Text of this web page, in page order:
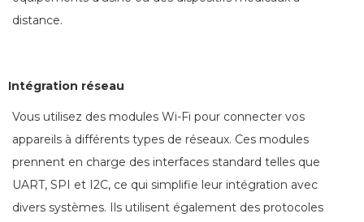
distance.
Intégration réseau
Vous utilisez des modules Wi-Fi pour connecter vos
appareils à différents types de réseaux. Ces modules
prennent en charge des interfaces standard telles que
UART, SPI et I2C, ce qui simplifie leur intégration avec
divers systèmes. Ils utilisent également des protocoles